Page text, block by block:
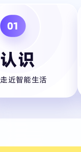
01
认识
走近智能生活